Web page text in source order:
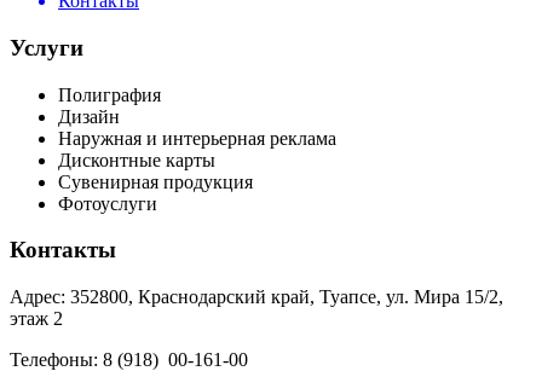
Услуги
Полиграфия
Дизайн
Наружная и интерьерная реклама
Дисконтные карты
Сувенирная продукция
Фотоуслуги
Контакты
Адрес: 352800, Краснодарский край, Туапсе, ул. Мира 15/2,
этаж 2
Телефоны: 8 (918) 00-161-00